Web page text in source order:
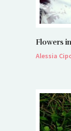
Flowers
Alessia